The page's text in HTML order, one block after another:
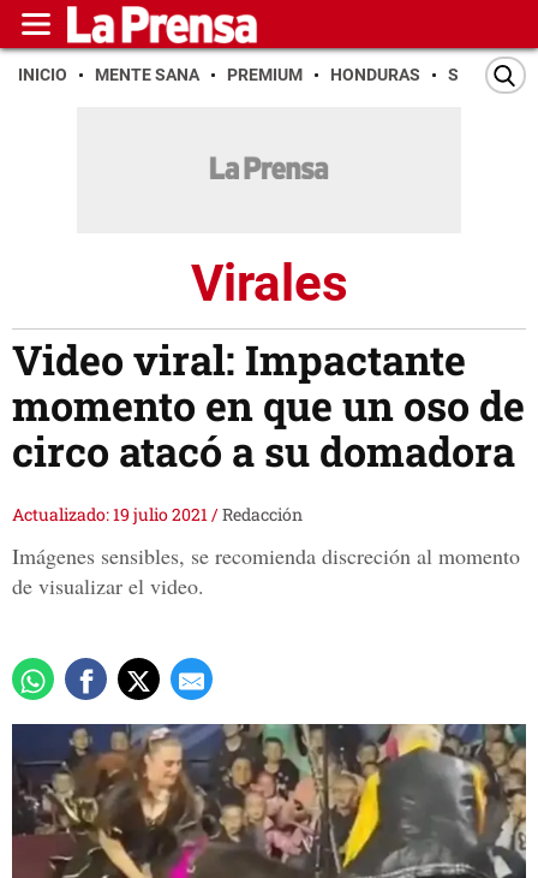
INICIO MENTE SANA PREMIUM HONDURAS SAN PEDRO
Virales
Video viral: Impactante
momento en que un oso de
circo atacó a su domadora
Actualizado: 19 julio 2021/Redacción
Imágenes sensibles, se recomienda discreción al momento
de visualizar el video.